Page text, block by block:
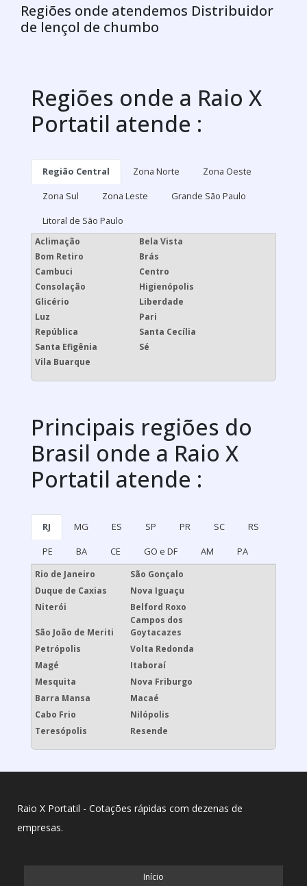
Regiões onde atendemos Distribuidor
de lençol de chumbo
Regiões onde a Raio X
Portatil atende :
Região Central Zona Norte
Zona Oeste
Zona Sul
Zona Leste
Grande São Paulo
Litoral de São Paulo
Aclimação
Bela Vista
Bom Retiro
Brás
Cambuci
Centro
Consolação
Higienópolis
Glicério
Liberdade
Luz
Pari
República
Santa Cecília
Santa Efigênia
Sé
Vila Buarque
Principais regiões do
Brasil onde a Raio X
Portatil atende :
RJ MG ES SP PR SC
RS
PE
BA CE GO e DF AM PA
Rio de Janeiro
São Gonçalo
Duque de Caxias
Nova Iguaçu
Niterói
Belford Roxo
São João de Meriti
Campos dos
Goytacazes
Petrópolis
Volta Redonda
Magé
Itaboraí
Mesquita
Nova Friburgo
Barra Mansa
Macaé
Cabo Frio
Nilópolis
Teresópolis
Resende
Raio X Portatil - Cotações rápidas com dezenas de
empresas.
Início